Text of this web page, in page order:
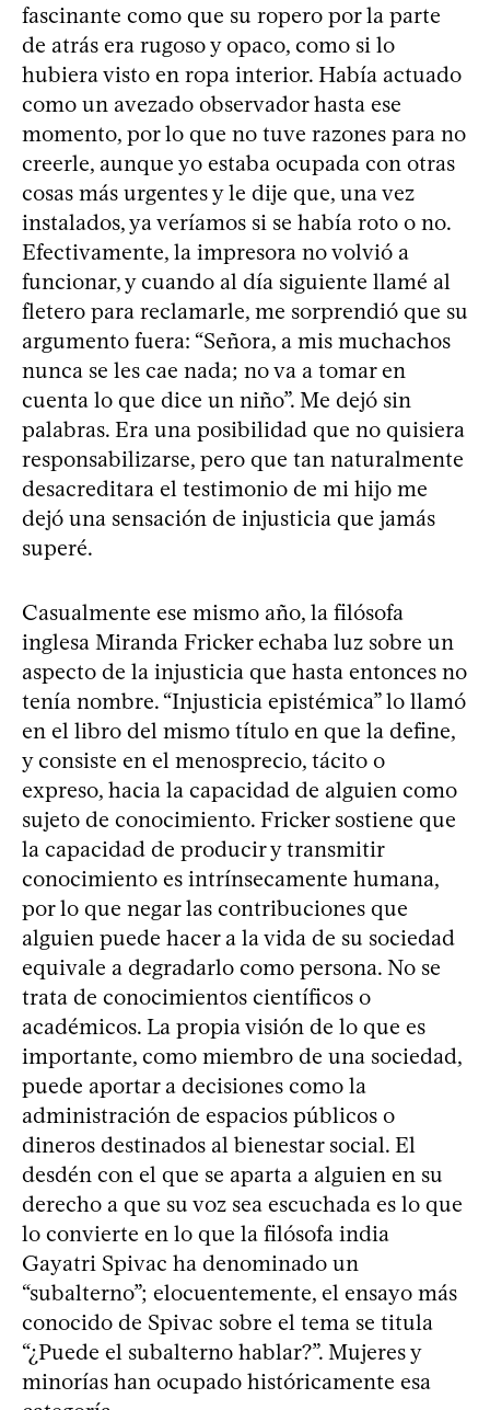
fascinante como que su ropero por la parte
de atrás era rugoso y opaco, como si lo
hubiera visto en ropa interior. Había actuado
como un avezado observador hasta ese
momento, por lo que no tuve razones para no
creerle, aunque yo estaba ocupada con otras
cosas más urgentes y le dije que, una vez
instalados, ya veríamos si se había roto o no.
Efectivamente, la impresora no volvió a
funcionar, y cuando al día siguiente llamé al
fletero para reclamarle, me sorprendió que su
argumento fuera: “Señora, a mis muchachos
nunca se les cae nada; no va a tomar en
cuenta lo que dice un niño”. Me dejó sin
palabras. Era una posibilidad que no quisiera
responsabilizarse, pero que tan naturalmente
desacreditara el testimonio de mi hijo me
dejó una sensación de injusticia que jamás
superé.
Casualmente ese mismo año, la filósofa
inglesa Miranda Fricker echaba luz sobre un
aspecto de la injusticia que hasta entonces no
tenía nombre. “Injusticia epistémica” lo llamó
en el libro del mismo título en que la define,
y consiste en el menosprecio, tácito o
expreso, hacia la capacidad de alguien como
sujeto de conocimiento. Fricker sostiene que
la capacidad de producir y transmitir
conocimiento es intrínsecamente humana,
por lo que negar las contribuciones que
alguien puede hacer a la vida de su sociedad
equivale a degradarlo como persona. No se
trata de conocimientos científicos o
académicos. La propia visión de lo que es
importante, como miembro de una sociedad,
puede aportar a decisiones como la
administración de espacios públicos o
dineros destinados al bienestar social. El
desdén con el que se aparta a alguien en su
derecho a que su voz sea escuchada es lo que
lo convierte en lo que la filósofa india
Gayatri Spivac ha denominado un
“subalterno”; elocuentemente, el ensayo más
conocido de Spivac sobre el tema se titula
“¿Puede el subalterno hablar?”. Mujeres y
minorías han ocupado históricamente esa